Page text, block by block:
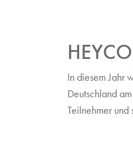
In diesem Jahr
Deutschland
Teilnehmer und